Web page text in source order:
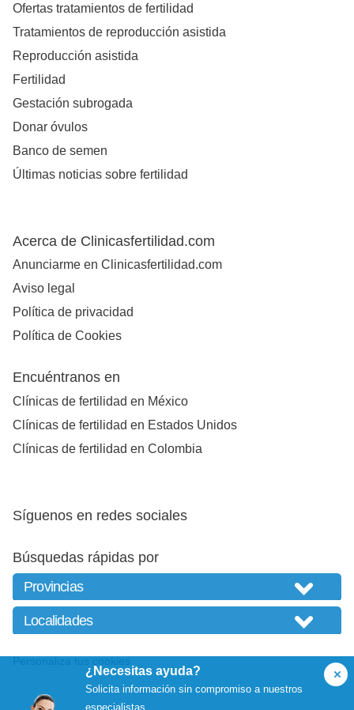
¿Necesitas ayuda?
Solicita información sin compromiso a nuestros
especialistas
Ofertas tratamientos de fertilidad
Tratamientos de reproducción asistida
Reproducción asistida
Fertilidad
Gestación subrogada
Donar óvulos
Banco de semen
Últimas noticias sobre fertilidad
Acerca de Clinicasfertilidad.com
Anunciarme en Clinicasfertilidad.com
Aviso legal
Política de privacidad
Política de Cookies
Encuéntranos en
Clínicas de fertilidad en México
Clínicas de fertilidad en Estados Unidos
Clínicas de fertilidad en Colombia
Síguenos en redes sociales
Búsquedas rápidas por